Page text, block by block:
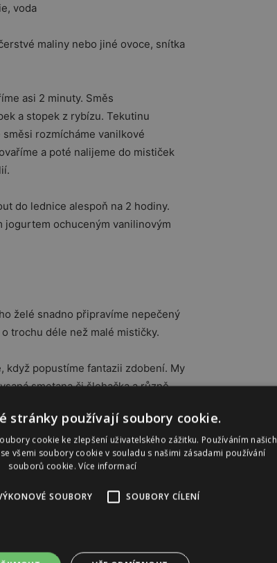
voda
maliny nebo jiné ovoce, snítka
asi 2 minuty. Směs
a stopek z rybízu. Tekutinu
rozmícháme vanilkové
a poté nalijeme do mističek
do lednice alespoň na 2 hodiny.
jogurtem ochuceným vanilinovým
želé snadno připravíme nepečený
trochu déle než malé mističky.
když popustíme fantazii zdobení. My
smetana či šlehačka a různě
nebo angrešt.
stránky používají soubory cookie.
cookie ke zlepšení uživatelského zážitku. Používáním našich
všemi soubory cookie v souladu s našimi zásadami používání
souborů cookie.Více informací
SOUBORY SOUBORY CÍLENÍ